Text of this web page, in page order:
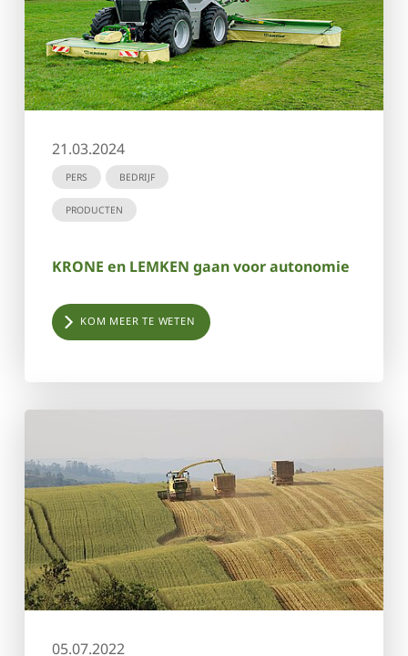
21.03.2024
PERS BEDRIJF
PRODUCTEN
KRONE en LEMKEN gaan voor autonomie
KOM MEER TE WETEN
05.07.2022